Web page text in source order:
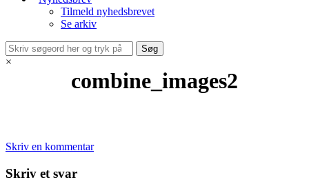
Tilmeld nyhedsbrevet
Se arkiv
×
combine_images2
Skriv en kommentar
Skriv et svar